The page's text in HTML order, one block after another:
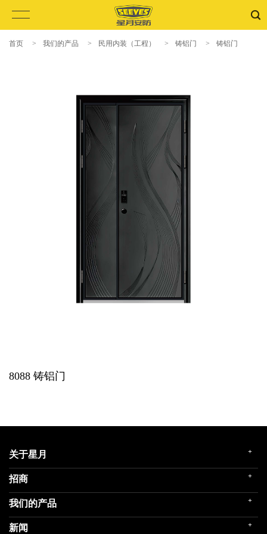
首页 > 我们的产品 > 民用内装（工程） > 铸铝门 > 铸铝门
8088 铸铝门
关于星月 +
企业简介
企业文化
荣誉殿堂
招商 +
门店展示
我们的产品 +
民用家装（零售）
新闻 +